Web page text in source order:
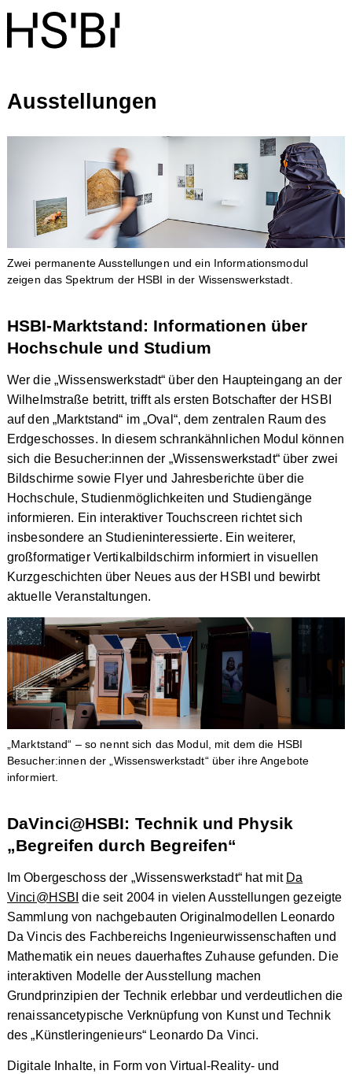
Ausstellungen
Zwei permanente Ausstellungen und ein Informationsmodul
zeigen das Spektrum der HSBI in der Wissenswerkstadt.
HSBI-Marktstand: Informationen über
Hochschule und Studium
Wer die „Wissenswerkstadt“ über den Haupteingang an der
Wilhelmstraße betritt, trifft als ersten Botschafter der HSBI
auf den „Marktstand“ im „Oval“, dem zentralen Raum des
Erdgeschosses. In diesem schrankähnlichen Modul können
sich die Besucher:innen der „Wissenswerkstadt“ über zwei
Bildschirme sowie Flyer und Jahresberichte über die
Hochschule, Studienmöglichkeiten und Studiengänge
informieren. Ein interaktiver Touchscreen richtet sich
insbesondere an Studieninteressierte. Ein weiterer,
großformatiger Vertikalbildschirm informiert in visuellen
Kurzgeschichten über Neues aus der HSBI und bewirbt
aktuelle Veranstaltungen.
„Marktstand“ – so nennt sich das Modul, mit dem die HSBI
Besucher:innen der „Wissenswerkstadt“ über ihre Angebote
informiert.
DaVinci@HSBI: Technik und Physik
„Begreifen durch Begreifen“
Im Obergeschoss der „Wissenswerkstadt“ hat mit Da
Vinci@HSBI die seit 2004 in vielen Ausstellungen gezeigte
Sammlung von nachgebauten Originalmodellen Leonardo
Da Vincis des Fachbereichs Ingenieurwissenschaften und
Mathematik ein neues dauerhaftes Zuhause gefunden. Die
interaktiven Modelle der Ausstellung machen
Grundprinzipien der Technik erlebbar und verdeutlichen die
renaissancetypische Verknüpfung von Kunst und Technik
des „Künstleringenieurs“ Leonardo Da Vinci.
Digitale Inhalte, in Form von Virtual-Reality- und